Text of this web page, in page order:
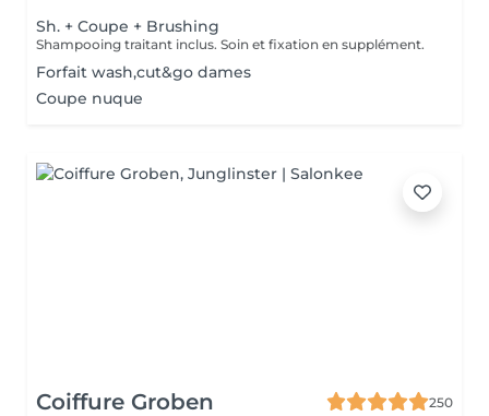
Sh. + Coupe + Brushing
Shampooing traitant inclus. Soin et fixation en supplément.
Forfait wash,cut&go dames
Coupe nuque
Coiffure Groben
250